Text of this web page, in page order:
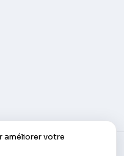
améliorer votre